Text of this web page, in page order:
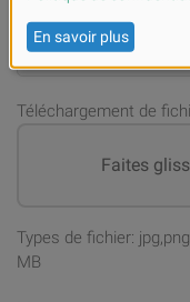
Adresse email*
Téléchargement de
Faites
Types de fichier:
MB